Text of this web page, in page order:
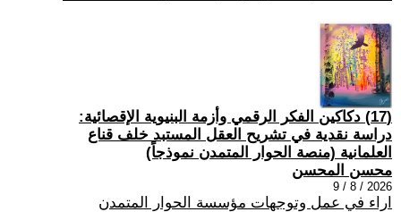
(17) دكاكين الفكر الرقمي وأزمة البنيوية الإقصائية:
دراسة نقدية في تشريح العقل المستبد خلف قناع
العلمانية (منصة الحوار المتمدن نموذجاً)
محسن المحسن
2026 / 8 / 9
اراء في عمل وتوجهات مؤسسة الحوار المتمدن